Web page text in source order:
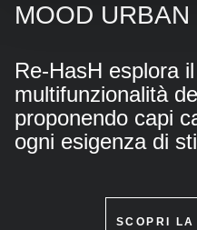
MOOD URBAN
Re-HasH esplora
multifunzionalità
proponendo capi
ogni esigenza di
SCOPRI LA